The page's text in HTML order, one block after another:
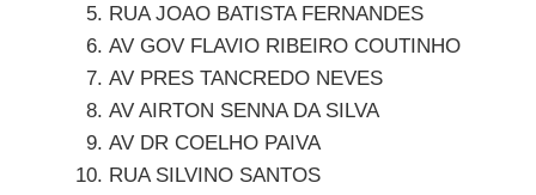
RUA JOAO BATISTA FERNANDES
AV GOV FLAVIO RIBEIRO COUTINHO
AV PRES TANCREDO NEVES
AV AIRTON SENNA DA SILVA
AV DR COELHO PAIVA
RUA SILVINO SANTOS